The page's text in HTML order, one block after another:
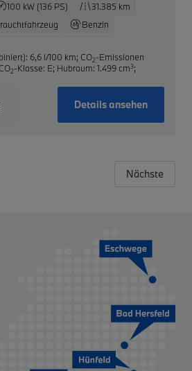
100 kW (136 PS)
31.385 km
Benzin
6,6 l/100 km; CO2-Emissionen
CO2-Klasse: E; Hubraum: 1.499 cm3;
Details ansehen
Nächste